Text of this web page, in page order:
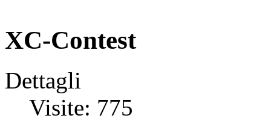
XC-Contest
Dettagli
Visite: 775